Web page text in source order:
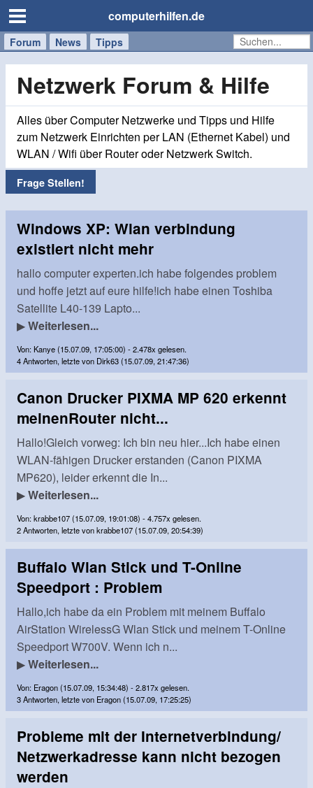
computerhilfen.de
Forum News Tipps
Handy
Windows
Mac
Netzwerk Forum & Hilfe
Alles über Computer Netzwerke und Tipps und Hilfe
zum Netzwerk Einrichten per LAN (Ethernet Kabel) und
WLAN / Wifi über Router oder Netzwerk Switch.
Frage Stellen!
Windows XP: Wlan verbindung
existiert nicht mehr
hallo computer experten.ich habe folgendes problem
und hoffe jetzt auf eure hilfe!ich habe einen Toshiba
Satellite L40-139 Lapto...
▶Weiterlesen...
Von: Kanye (15.07.09, 17:05:00) - 2.478x gelesen.
4 Antworten, letzte von Dirk63 (15.07.09, 21:47:36)
Canon Drucker PIXMA MP 620 erkennt
meinenRouter nicht...
Hallo!Gleich vorweg: Ich bin neu hier...Ich habe einen
WLAN-fähigen Drucker erstanden (Canon PIXMA
MP620), leider erkennt die In...
▶Weiterlesen...
Von: krabbe107 (15.07.09, 19:01:08) - 4.757x gelesen.
2 Antworten, letzte von krabbe107 (15.07.09, 20:54:39)
Buffalo Wlan Stick und T-Online
Speedport : Problem
Hallo,ich habe da ein Problem mit meinem Buffalo
AirStation WirelessG Wlan Stick und meinem T-Online
Speedport W700V. Wenn ich n...
▶Weiterlesen...
Von: Eragon (15.07.09, 15:34:48) - 2.817x gelesen.
3 Antworten, letzte von Eragon (15.07.09, 17:25:25)
Probleme mit der Internetverbindung/
Netzwerkadresse kann nicht bezogen
werden